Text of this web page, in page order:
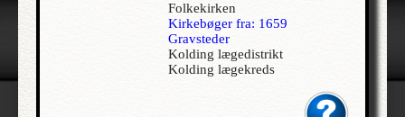
Allerslev | Voldborg | Roskilde
Allerød - Jesu Kristi Kirke af Sidste Dages Hellige | Lynge-Frederiksborg |
Folkekirken
Kirkebøger fra: 1659
Gravsteder
Kolding lægedistrikt
Kolding lægekreds